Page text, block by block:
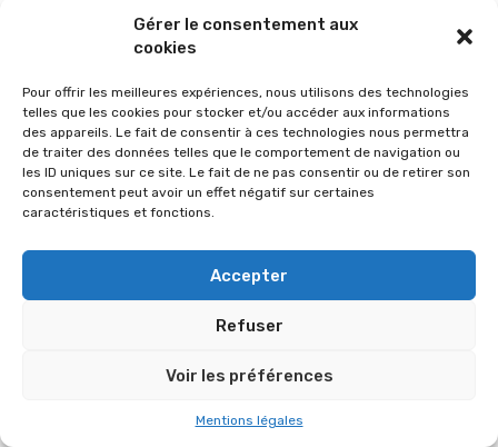
Gérer le consentement aux
cookies
Pour offrir les meilleures expériences, nous utilisons des technologies
telles que les cookies pour stocker et/ou accéder aux informations
des appareils. Le fait de consentir à ces technologies nous permettra
de traiter des données telles que le comportement de navigation ou
les ID uniques sur ce site. Le fait de ne pas consentir ou de retirer son
consentement peut avoir un effet négatif sur certaines
caractéristiques et fonctions.
Accepter
Refuser
Voir les préférences
Mentions légales
© 2026 Im-presse. Tous droits réservés.
MENTIONS LÉGALES